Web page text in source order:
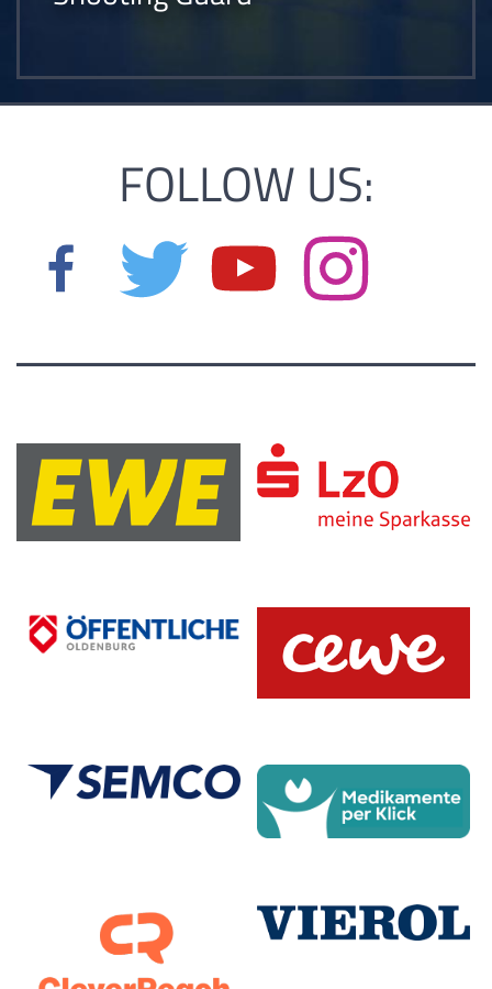
FOLLOW US: